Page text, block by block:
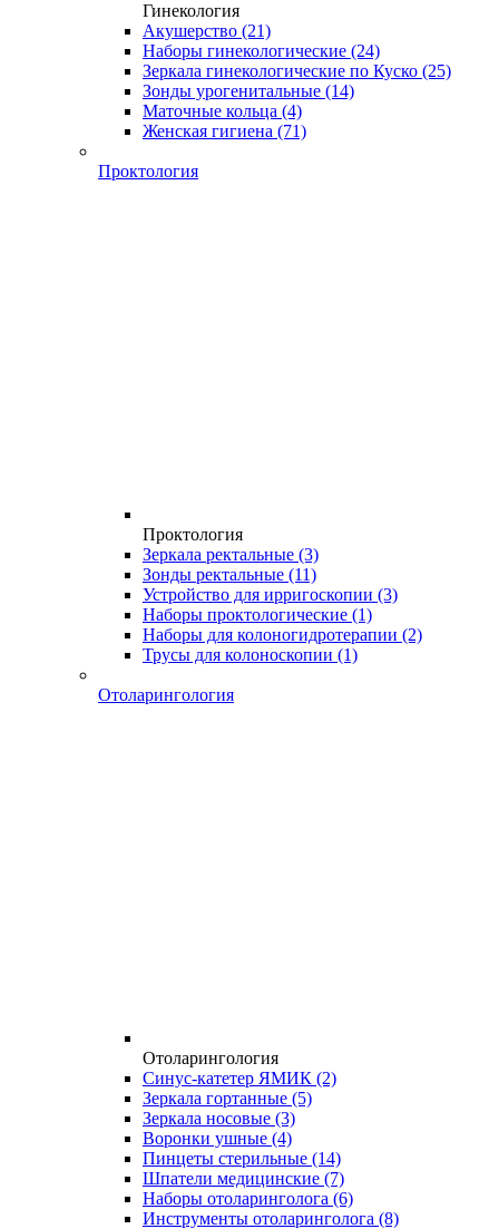
Гинекология
Акушерство (21)
Наборы гинекологические (24)
Зеркала гинекологические по Куско (25)
Зонды урогенитальные (14)
Маточные кольца (4)
Женская гигиена (71)
Проктология
Проктология
Зеркала ректальные (3)
Зонды ректальные (11)
Устройство для ирригоскопии (3)
Наборы проктологические (1)
Наборы для колоногидротерапии (2)
Трусы для колоноскопии (1)
Отоларингология
Отоларингология
Синус-катетер ЯМИК (2)
Зеркала гортанные (5)
Зеркала носовые (3)
Воронки ушные (4)
Пинцеты стерильные (14)
Шпатели медицинские (7)
Наборы отоларинголога (6)
Инструменты отоларинголога (8)